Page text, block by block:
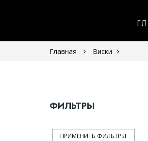
Главная Виски
ФИЛЬТРЫ
ПРИМЕНИТЬ ФИЛЬТРЫ
Шотландия